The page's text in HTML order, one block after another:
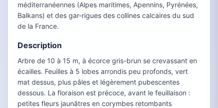
méditerranéennes (Alpes maritimes, Apennins, Pyrénées,
Balkans) et des gar-rigues des collines calcaires du sud
de la France.
Description
Arbre de 10 à 15 m, à écorce gris-brun se crevassant en
écailles. Feuilles à 5 lobes arrondis peu profonds, vert
mat dessus, plus pâles et légèrement pubescentes
dessous. La floraison est précoce, avant le feuillaison :
petites fleurs jaunâtres en corymbes retombants